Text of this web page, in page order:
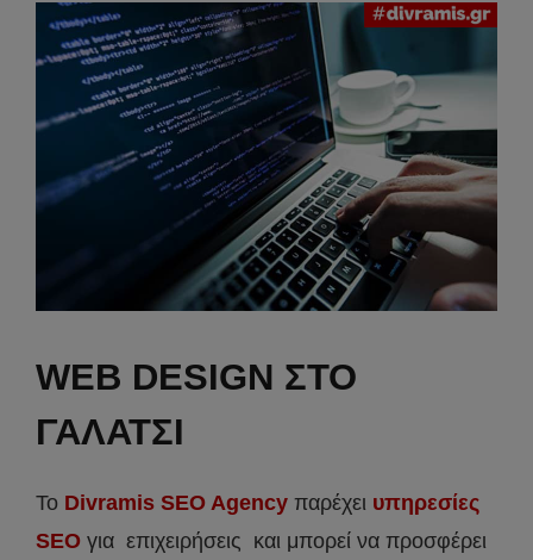
WEB DESIGN ΣΤΟ
ΓΑΛΑΤΣΙ
Το Divramis SEO Agency παρέχει υπηρεσίες
SEO για επιχειρήσεις και μπορεί να προσφέρει